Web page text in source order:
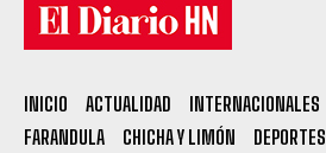
INICIO ACTUALIDAD INTERNACIONALES
FARANDULA
CHICHA Y LIMÓN DEPORTES